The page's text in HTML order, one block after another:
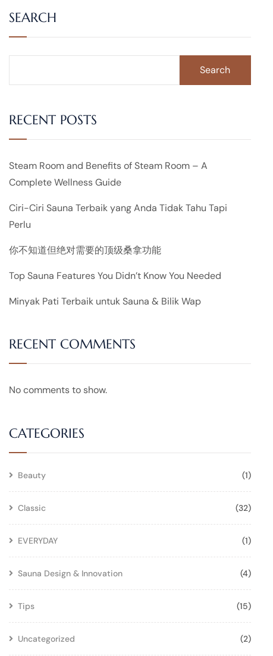
SEARCH
Search
RECENT POSTS
Steam Room and Benefits of Steam Room – A
Complete Wellness Guide
Ciri-Ciri Sauna Terbaik yang Anda Tidak Tahu Tapi
Perlu
你不知道但绝对需要的顶级桑拿功能
Top Sauna Features You Didn’t Know You Needed
Minyak Pati Terbaik untuk Sauna & Bilik Wap
RECENT COMMENTS
No comments to show.
CATEGORIES
Beauty (1)
Classic (32)
EVERYDAY (1)
Sauna Design & Innovation (4)
Tips (15)
Uncategorized (2)